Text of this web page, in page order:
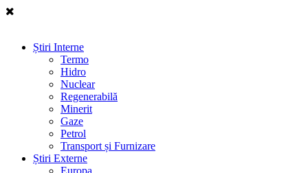
Știri Interne
Termo
Hidro
Nuclear
Regenerabilă
Minerit
Gaze
Petrol
Transport și Furnizare
Știri Externe
Europa